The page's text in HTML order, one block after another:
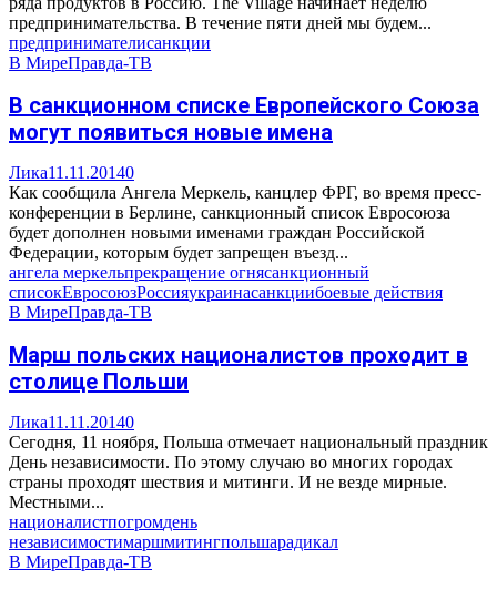
предпринимательства. В течение пяти дней мы будем...
предпринимателисанкции
В МиреПравда-ТВ
В санкционном списке Европейского Союза
могут появиться новые имена
Лика11.11.20140
Как сообщила Ангела Меркель, канцлер ФРГ, во время пресс-
конференции в Берлине, санкционный список Евросоюза
будет дополнен новыми именами граждан Российской
Федерации, которым будет запрещен въезд...
ангела меркельпрекращение огнясанкционный
списокЕвросоюзРоссияукраинасанкциибоевые действия
В МиреПравда-ТВ
Марш польских националистов проходит в
столице Польши
Лика11.11.20140
Сегодня, 11 ноября, Польша отмечает национальный праздник
День независимости. По этому случаю во многих городах
страны проходят шествия и митинги. И не везде мирные.
Местными...
националистпогромдень
независимостимаршмитингпольшарадикал
В МиреПравда-ТВ